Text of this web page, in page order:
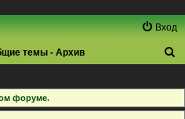
Вход
темы - Архив
и
с
форуме.